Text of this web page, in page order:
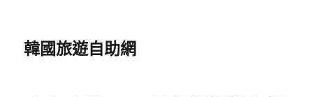
韓國旅遊自助網